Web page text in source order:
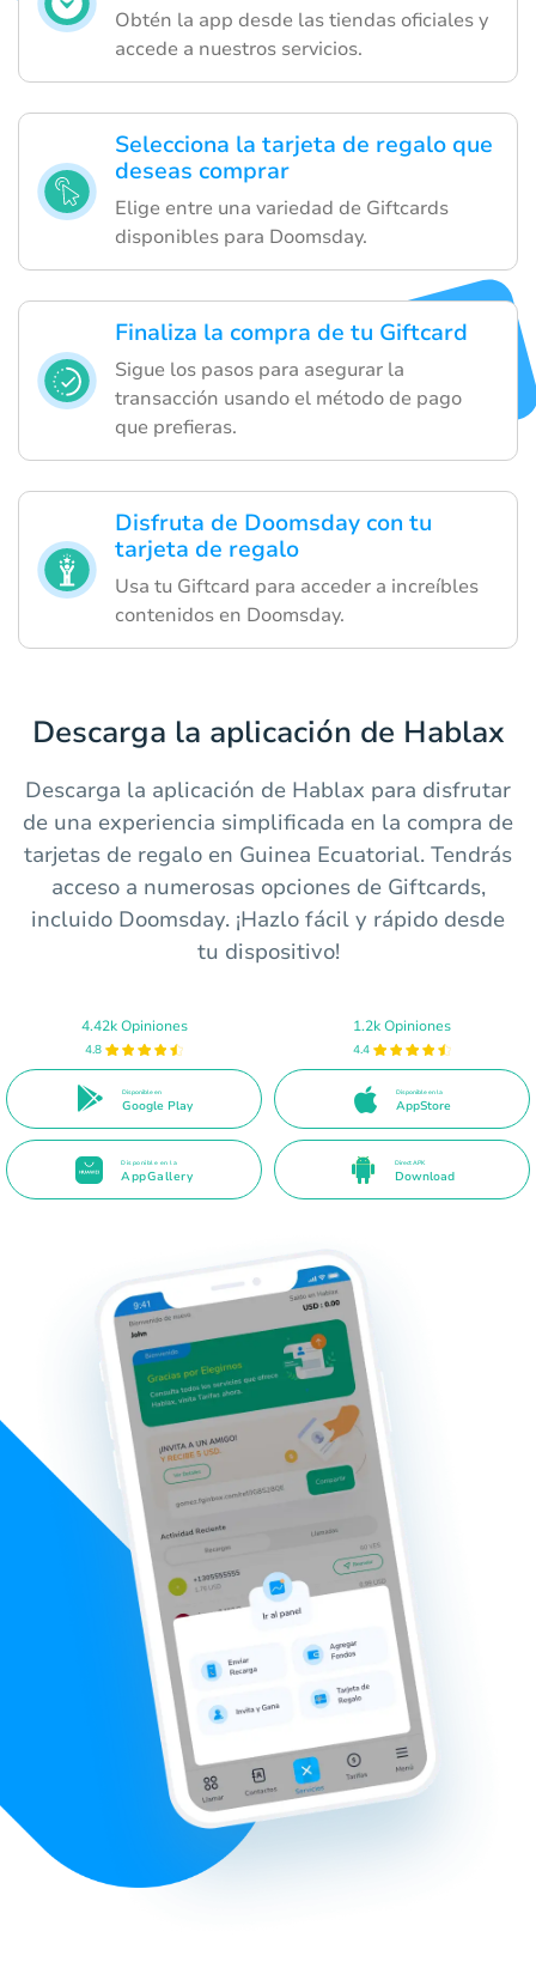
Obtén la app desde las tiendas oficiales y
accede a nuestros servicios.
Selecciona la tarjeta de regalo que
deseas comprar
Elige entre una variedad de Giftcards
disponibles para Doomsday.
Finaliza la compra de tu Giftcard
Sigue los pasos para asegurar la
transacción usando el método de pago
que prefieras.
Disfruta de Doomsday con tu
tarjeta de regalo
Usa tu Giftcard para acceder a increíbles
contenidos en Doomsday.
Descarga la aplicación de Hablax
Descarga la aplicación de Hablax para disfrutar
de una experiencia simplificada en la compra de
tarjetas de regalo en Guinea Ecuatorial. Tendrás
acceso a numerosas opciones de Giftcards,
incluido Doomsday. ¡Hazlo fácil y rápido desde
tu dispositivo!
4.42k Opiniones
4.8
Disponible en
Google Play
1.2k Opiniones
4.4
Disponible en la
AppStore
Disponible en la
AppGallery
Direct APK
Download